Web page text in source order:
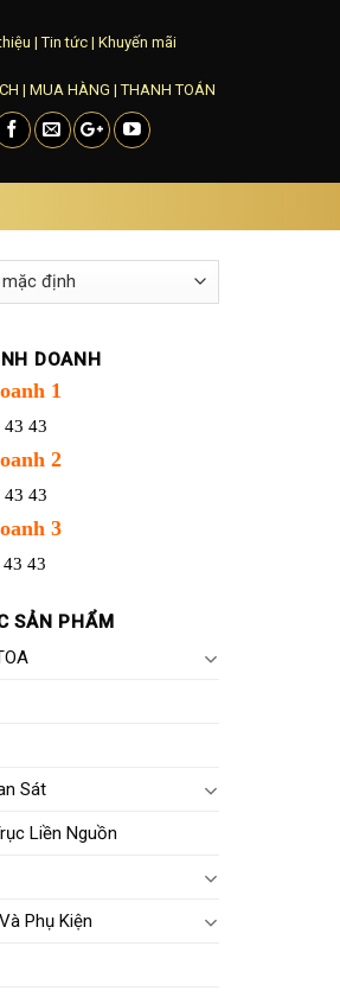
|Tin tức | Khuyến mãi
| MUA HÀNG |THANH TOÁN
DOANH
1
43 43
2
43 43
3
43
SẢN PHẨM
Sát
Liền Nguồn
Phụ Kiện